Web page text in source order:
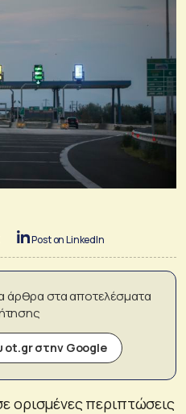
Post on LinkedIn
άρθρα στα αποτελέσματα
ot.gr στην Google
ορισμένες περιπτώσεις